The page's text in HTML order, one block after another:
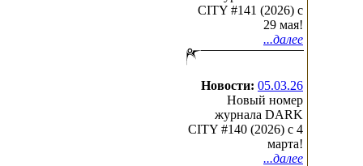
CITY #141 (2026) c
29 мая!
...далее
Новости: 05.03.26
Новый номер
журнала DARK
CITY #140 (2026) c 4
марта!
...далее